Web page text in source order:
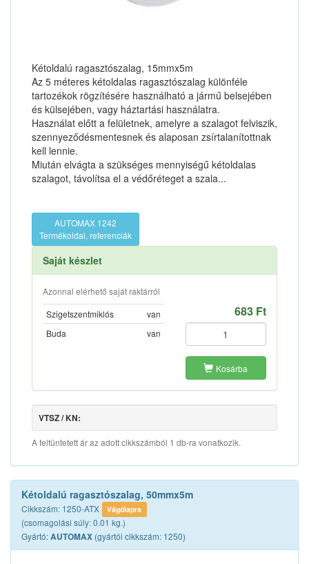
Kétoldalú ragasztószalag, 15mmx5m
Az 5 méteres kétoldalas ragasztószalag különféle
tartozékok rögzítésére használható a jármű belsejében
és külsejében, vagy háztartási használatra.
Használat előtt a felületnek, amelyre a szalagot felviszik,
szennyeződésmentesnek és alaposan zsírtalanítottnak
kell lennie.
Miután elvágta a szükséges mennyiségű kétoldalas
szalagot, távolítsa el a védőréteget a szala...
AUTOMAX 1242
Termékoldal, referenciák
Saját készlet
Azonnal elérhető saját raktárról
Szigetszentmiklós
van
Buda
van
683 Ft
Kosárba
VTSZ / KN:
A feltüntetett ár az adott cikkszámból 1 db-ra vonatkozik.
Kétoldalú ragasztószalag, 50mmx5m
Cikkszám: 1250-ATX Vágólapra
(csomagolási súly: 0.01 kg.)
Gyártó:AUTOMAX (gyártói cikkszám: 1250)